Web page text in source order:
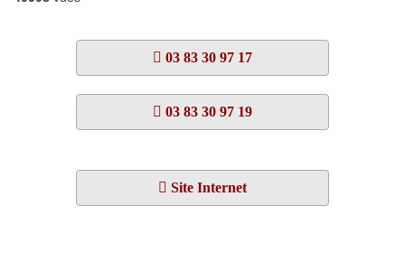
03 83 30 97 17
03 83 30 97 19
Site Internet